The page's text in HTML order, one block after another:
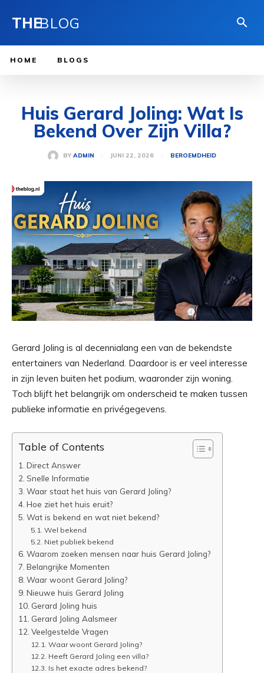
THEBLOG
HOME BLOGS
Huis Gerard Joling: Wat Is
Bekend Over Zijn Villa?
BY ADMIN JUNI 22, 2026 BEROEMDHEID
Gerard Joling is al decennialang een van de bekendste
entertainers van Nederland. Daardoor is er veel interesse
in zijn leven buiten het podium, waaronder zijn woning.
Toch blijft het belangrijk om onderscheid te maken tussen
publieke informatie en privégegevens.
Table of Contents
Direct Answer
Snelle Informatie
Waar staat het huis van Gerard Joling?
Hoe ziet het huis eruit?
Wat is bekend en wat niet bekend?
Wel bekend
Niet publiek bekend
Waarom zoeken mensen naar huis Gerard Joling?
Belangrijke Momenten
Waar woont Gerard Joling?
Nieuwe huis Gerard Joling
Gerard Joling huis
Gerard Joling Aalsmeer
Veelgestelde Vragen
Waar woont Gerard Joling?
Heeft Gerard Joling een villa?
Is het exacte adres bekend?